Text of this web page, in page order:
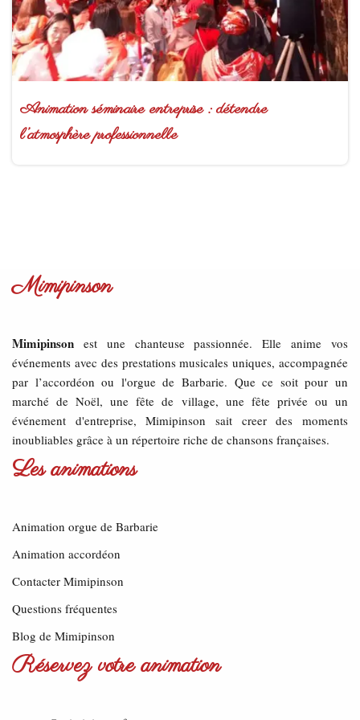
Animation séminaire entreprise : détendre
l’atmosphère professionnelle
Mimipinson
Mimipinson est une chanteuse passionnée. Elle anime vos
événements avec des prestations musicales uniques, accompagnée
par l’accordéon ou l'orgue de Barbarie. Que ce soit pour un
marché de Noël, une fête de village, une fête privée ou un
événement d'entreprise, Mimipinson sait creer des moments
inoubliables grâce à un répertoire riche de chansons françaises.
Les animations
Animation orgue de Barbarie
Animation accordéon
Contacter Mimipinson
Questions fréquentes
Blog de Mimipinson
Réservez votre animation